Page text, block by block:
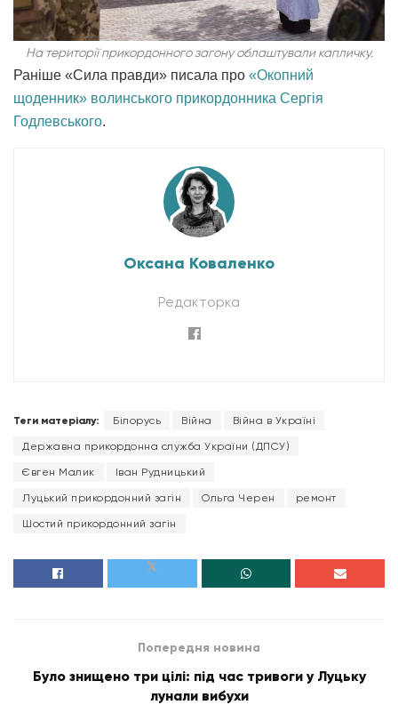
На території прикордонного загону облаштували капличку.
Раніше «Сила правди» писала про «Окопний
щоденник» волинського прикордонника Сергія
Годлевського.
Оксана Коваленко
Редакторка
Теги матеріалу: Білорусь Війна Війна в Україні
Державна прикордонна служба України (ДПСУ)
Євген Малик Іван Рудницький
Луцький прикордонний загін Ольга Черен ремонт
Шостий прикордонний загін
Попередня новина
Було знищено три цілі: під час тривоги у Луцьку
лунали вибухи